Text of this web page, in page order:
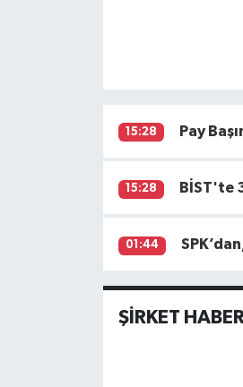
15:28 Pay
15:28 BİST'te
01:44
ŞİRKET